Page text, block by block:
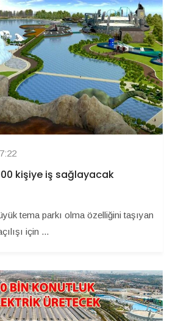
kişiye iş sağlayacak
tema parkı olma özelliğini taşıyan
için ...